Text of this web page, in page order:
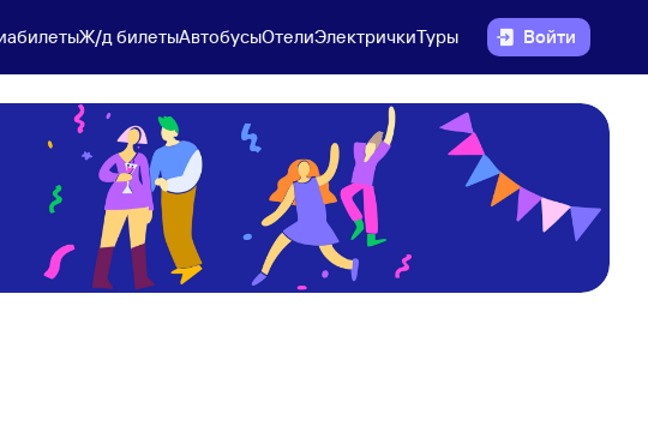
Ж/д билетыАвтобусыОтелиЭлектричкиТуры Войти